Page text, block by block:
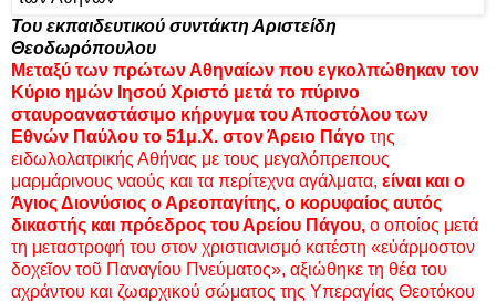
Του εκπαιδευτικού συντάκτη Αριστείδη
Θεοδωρόπουλου
Μεταξύ των πρώτων Αθηναίων που εγκολπώθηκαν τον
Κύριο ημών Ιησού Χριστό μετά το πύρινο
σταυροαναστάσιμο κήρυγμα του Αποστόλου των
Εθνών Παύλου το 51μ.Χ. στον Άρειο Πάγο της
ειδωλολατρικής Αθήνας με τους μεγαλόπρεπους
μαρμάρινους ναούς και τα περίτεχνα αγάλματα, είναι και ο
Άγιος Διονύσιος ο Αρεοπαγίτης, ο κορυφαίος αυτός
δικαστής και πρόεδρος του Αρείου Πάγου, ο οποίος μετά
τη μεταστροφή του στον χριστιανισμό κατέστη «εὐάρμοστον
δοχεῖον τοῦ Παναγίου Πνεύματος», αξιώθηκε τη θέα του
αχράντου και ζωαρχικού σώματος της Υπεραγίας Θεοτόκου